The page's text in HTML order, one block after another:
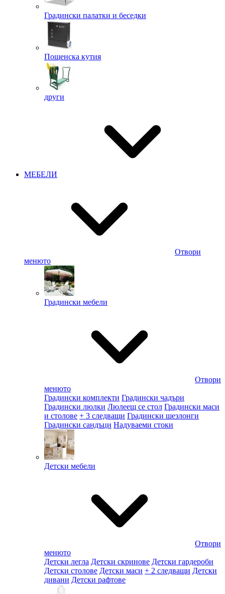
Градински палатки и беседки
Пощенска кутия
други
МЕБЕЛИ
Отвори
менюто
Градински мебели
Отвори
менюто
Градински комплекти Градински чадъри
Градински люлки Люлеещ се стол Градински маси
и столове + 3 следващи Градински шезлонги
Градински сандъци Надуваеми стоки
Детски мебели
Отвори
менюто
Детски легла Детски скринове Детски гардероби
Детски столове Детски маси + 2 следващи Детски
дивани Детски рафтове